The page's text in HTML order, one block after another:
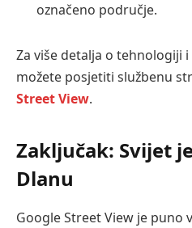
označeno područje.
Za više detalja o tehnologiji
možete posjetiti službenu
Street View.
Zaključak: Svijet
Dlanu
Google Street View je puno